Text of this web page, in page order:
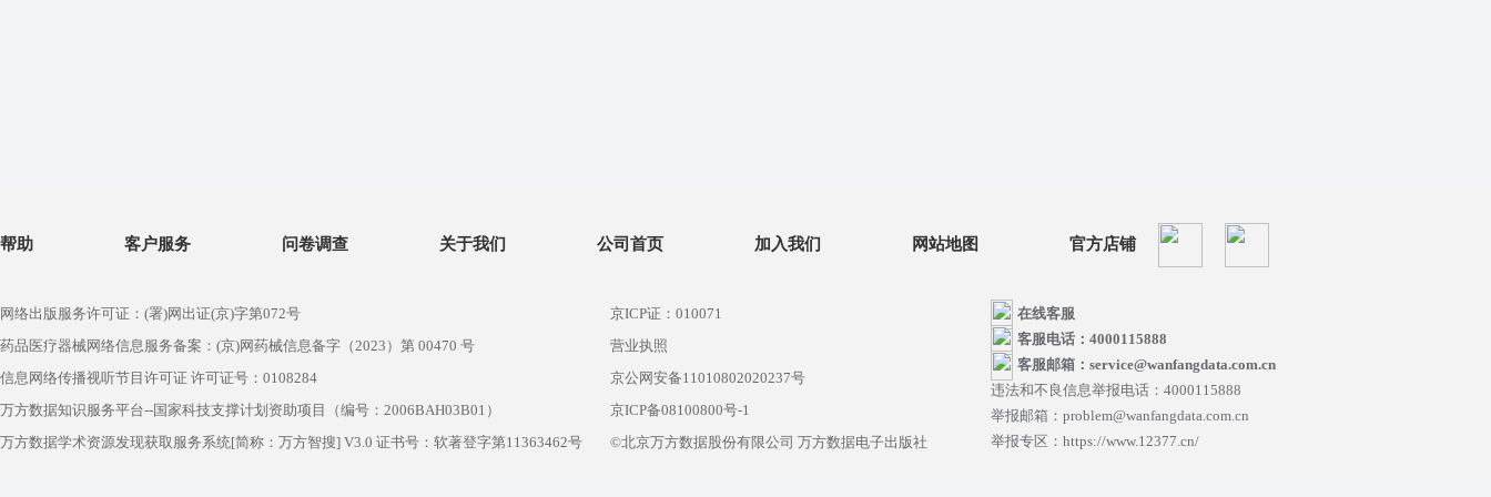
帮助 客户服务 问卷调查 关于我们 公司首页 加入我们 网站地图 官方店铺
网络出版服务许可证：(署)网出证(京)字第072号
药品医疗器械网络信息服务备案：(京)网药械信息备字（2023）第 00470 号
信息网络传播视听节目许可证 许可证号：0108284
万方数据知识服务平台--国家科技支撑计划资助项目（编号：2006BAH03B01）
万方数据学术资源发现获取服务系统[简称：万方智搜] V3.0 证书号：软著登字第11363462号
京ICP证：010071
营业执照
京公网安备11010802020237号
京ICP备08100800号-1
©北京万方数据股份有限公司 万方数据电子出版社
在线客服
客服电话：4000115888
客服邮箱：service@wanfangdata.com.cn
违法和不良信息举报电话：4000115888
举报邮箱：problem@wanfangdata.com.cn
举报专区：https://www.12377.cn/